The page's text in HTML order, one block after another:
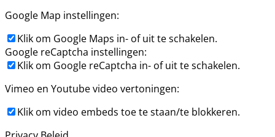
Google Map instellingen:
Klik om Google Maps in- of uit te schakelen.
Google reCaptcha instellingen:
Klik om Google reCaptcha in- of uit te schakelen.
Vimeo en Youtube video vertoningen:
Klik om video embeds toe te staan/te blokkeren.